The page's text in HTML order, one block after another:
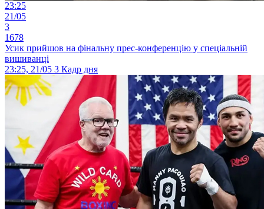
23:25
21/05
3
1678
Усик прийшов на фінальну прес-конференцію у спеціальній
вишиванці
23:25, 21/05 3 Кадр дня